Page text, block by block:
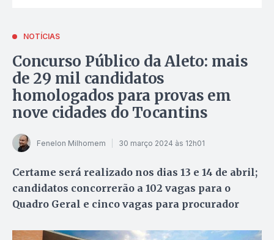
NOTÍCIAS
Concurso Público da Aleto: mais
de 29 mil candidatos
homologados para provas em
nove cidades do Tocantins
Fenelon Milhomem 30 março 2024 às 12h01
Certame será realizado nos dias 13 e 14 de abril;
candidatos concorrerão a 102 vagas para o
Quadro Geral e cinco vagas para procurador